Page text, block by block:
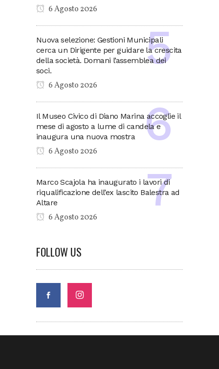
6 Agosto 2026
Nuova selezione: Gestioni Municipali
cerca un Dirigente per guidare la crescita
della società. Domani l’assemblea dei
soci.
6 Agosto 2026
Il Museo Civico di Diano Marina accoglie il
mese di agosto a lume di candela e
inaugura una nuova mostra
6 Agosto 2026
Marco Scajola ha inaugurato i lavori di
riqualificazione dell’ex lascito Balestra ad
Altare
6 Agosto 2026
FOLLOW US